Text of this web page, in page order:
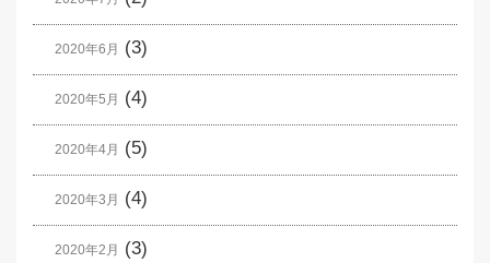
2020年6月 (3)
2020年5月 (4)
2020年4月 (5)
2020年3月 (4)
2020年2月 (3)